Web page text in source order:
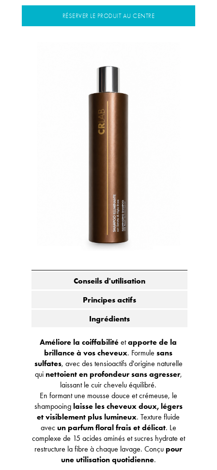
RÉSERVER LE PRODUIT AU CENTRE
Conseils d'utilisation
Principes actifs
Ingrédients
Améliore la coiffabilité etapporte de la
brillance à vos cheveux. Formulesans
sulfates, avec des tensioactifs d'origine naturelle
qui nettoient en profondeur sans agresser,
laissant le cuir chevelu équilibré.
En formant une mousse douce et crémeuse, le
shampooing laisse les cheveux doux, légers
et visiblement plus lumineux. Texture fluide
avec un parfum floral frais et délicat. Le
complexe de 15 acides aminés et sucres hydrate et
restructure la fibre à chaque lavage. Conçupour
une utilisation quotidienne.